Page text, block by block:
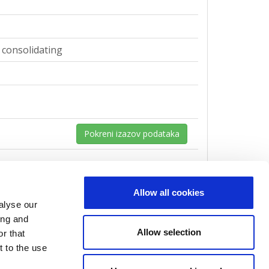
our
and
that
to the use
Allow all cookies
Allow selection
Pokreni izazov podataka